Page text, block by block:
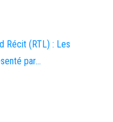
Récit (RTL) : Les
par…